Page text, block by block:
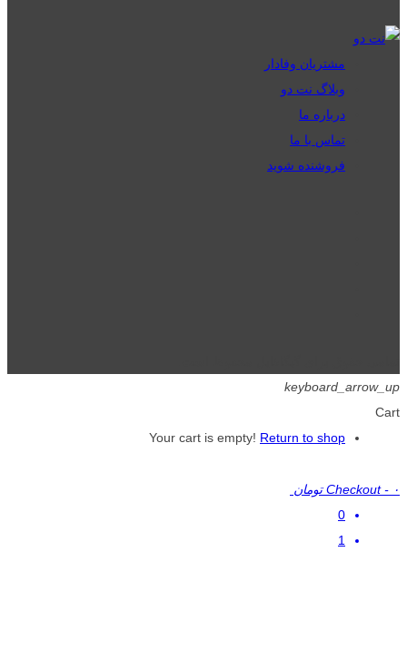
مشتریان وفادار
وبلاگ نت دو
درباره ما
تماس با ما
فروشنده شوید
keyboard_arrow_up
Cart
Your cart is empty! Return to shop
Checkout - ۰ تومان
0
1